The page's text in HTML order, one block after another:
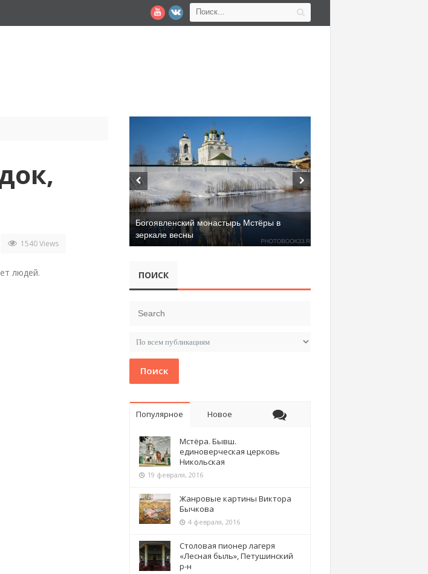
1540 Views
людей.
Богоявленский монастырь Мстёры в
зеркале весны
ПОИСК
Поиск
Популярное Новое
Мстёра. Бывш.
единоверческая церковь
Никольская
19 февраля, 2016
Жанровые картины Виктора
Бычкова
4 февраля, 2016
Столовая пионер лагеря
«Лесная быль», Петушинский
р-н